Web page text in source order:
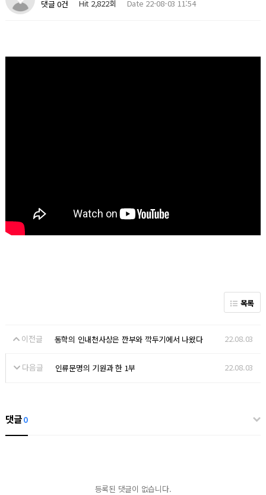
댓글 0건
Hit 2,822회 Date 22-08-03 11:54
목록
이전글 동학의 인내천사상은 깐부와 깍두기에서 나왔다 22.08.03
다음글 인류문명의 기원과 한 1부 22.08.03
댓글0
등록된 댓글이 없습니다.